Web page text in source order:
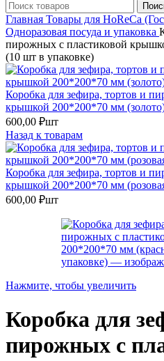
Главная Товары для HoReCa
Одноразовая посуда и упаковка
пирожных с пластиковой
(10 шт в упаковке)
Коробка для зефира, тортов и
крышкой 200*200*70 мм
600,00 ₽шт
Назад к товарам
Коробка для зефира, тортов и
крышкой 200*200*70 мм
600,00 ₽шт
Нажмите, чтобы увеличить
Коробка для
пирожных с